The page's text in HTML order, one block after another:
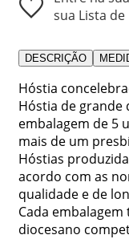
sua Lista de
DESCRIÇÃO
Hóstia
Hóstia de grande
embalagem de 5
mais de um
Hóstias
acordo com as
qualidade e de
Cada
diocesano